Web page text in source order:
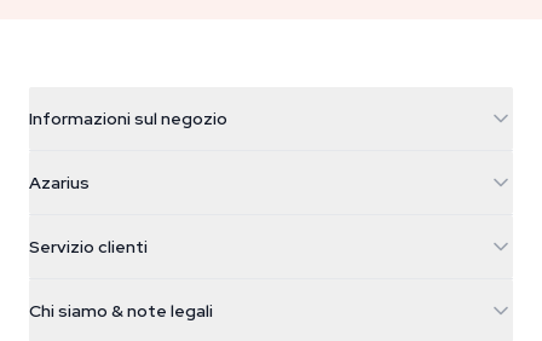
Informazioni sul negozio
Galvaniweg 11
Nederland
+31(0)204897914
Azarius
Smokeshop
Servizio clienti
Chi siamo & note legali